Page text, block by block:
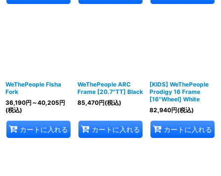
WeThePeople Flsha
Fork
36,190円 ～40,205円
(税込)
カートに入れる
WeThePeople ARC
Frame [20.7"TT] Black
85,470円(税込)
カートに入れる
[KIDS] WeThePeople
Prodigy 16 Frame
[16"Wheel] White
82,940円(税込)
カートに入れる